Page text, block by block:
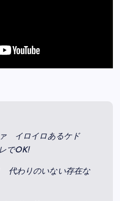
イロイロあるケド
でOK!
代わりのいない存在な